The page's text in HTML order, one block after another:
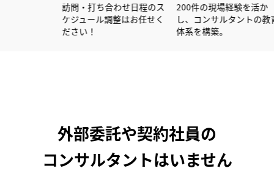
200件の現場
し、コンサ
体系を構築。
訪問・打ち合わせ日程のス
ケジュール調整はお任せく
社以上の書類作成経験
活かし大手企業を中心に
ポートしています！
外部委託や契約社員の
コンサルタントはいません